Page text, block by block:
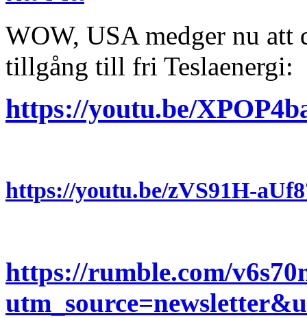
WOW, USA medger nu att
tillgång till fri Teslaenergi:
https://youtu.be/
https://youtu.be/zVS91H-
https://rumble.com/